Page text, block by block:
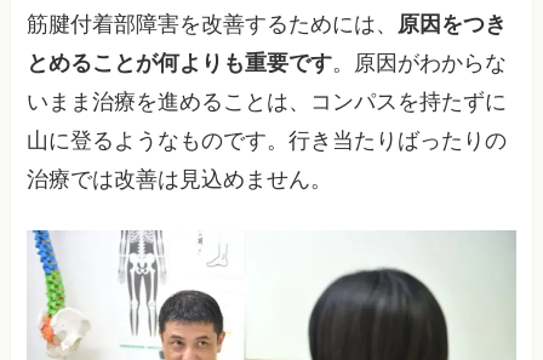
筋腱付着部障害を改善するためには、 原因をつき
とめることが何よりも重要です。原因がわからな
いまま治療を進めることは、コンパスを持たずに
山に登るようなものです。行き当たりばったりの
治療では改善は見込めません。